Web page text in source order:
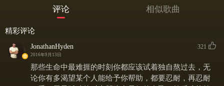
这里没有任何人可以责怪
And I now long for this place
我不会再属于这里
评论 相似歌曲
精彩评论
JonathanHyden
2016年9月13日
321
那些生命中最难捱的时刻你都应该试着独自熬过去，无
论你有多渴望某个人能给予你帮助，都要忍耐，再忍耐